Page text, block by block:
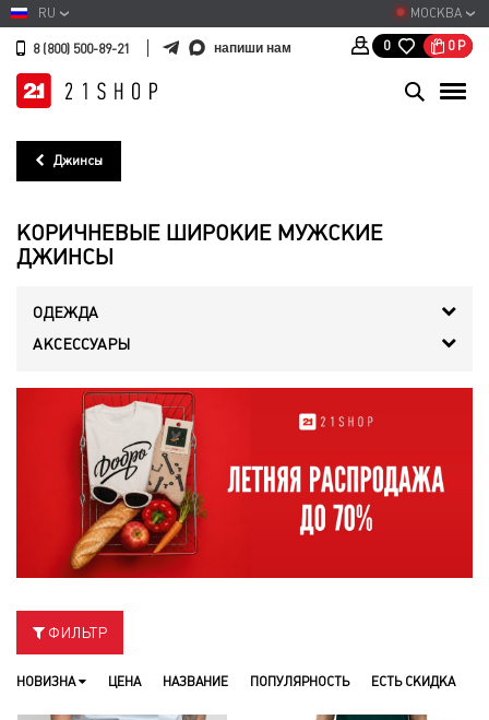
МОСКВА
RU
8 (800) 500-89-21 напиши нам 0 0 Р
Джинсы
КОРИЧНЕВЫЕ ШИРОКИЕ МУЖСКИЕ
ДЖИНСЫ
ОДЕЖДА
АКСЕССУАРЫ
ФИЛЬТР
НОВИЗНА ЦЕНА НАЗВАНИЕ ПОПУЛЯРНОСТЬ ЕСТЬ СКИДКА